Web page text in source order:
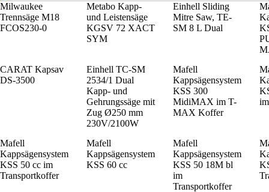
Milwaukee
Trennsäge M18
FCOS230-0
Metabo Kapp-
und Leisten­säge
KGSV 72 XACT
SYM
Einhell Sliding
Mitre Saw, TE-
SM 8 L Dual
CARAT Kapsav
DS-3500
Einhell TC-SM
2534/1 Dual
Kapp- und
Gehrungssäge mit
Zug Ø250 mm
230V/2100W
Mafell
Kappsägensystem
KSS 300
MidiMAX im T-
MAX Koffer
Mafell
Kappsägensystem
KSS 50 cc im
Transportkoffer
Mafell
Kappsägensystem
KSS 60 cc
Mafell
Kappsägensystem
KSS 50 18M bl
im
Transportkoffer